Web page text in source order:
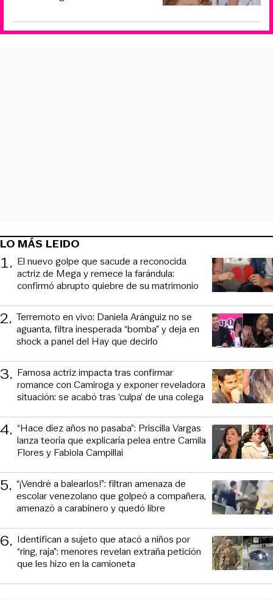
LO MÁS LEIDO
1. El nuevo golpe que sacude a reconocida
actriz de Mega y remece la farándula:
confirmó abrupto quiebre de su matrimonio
2. Terremoto en vivo: Daniela Aránguiz no se
aguanta, filtra inesperada “bomba” y deja en
shock a panel del Hay que decirlo
3. Famosa actriz impacta tras confirmar
romance con Camiroga y exponer reveladora
situación: se acabó tras ‘culpa’ de una colega
4. “Hace diez años no pasaba”: Priscilla Vargas
lanza teoría que explicaría pelea entre Camila
Flores y Fabiola Campillai
5. “¡Vendré a balearlos!”: filtran amenaza de
escolar venezolano que golpeó a compañera,
amenazó a carabinero y quedó libre
6. Identifican a sujeto que atacó a niños por
“ring, raja”: menores revelan extraña petición
que les hizo en la camioneta